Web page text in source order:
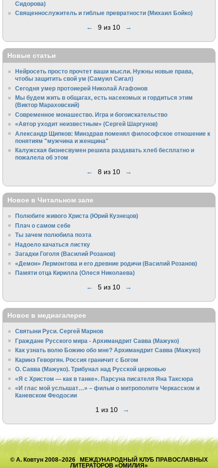
Сидорова)
Священнослужитель и гиблые превратности (Михаил Бойко)
← 9 из 10 →
Новые статьи
Нейросеть просто прочтет ваши мысли. Нужны новые права,
чтобы защитить свой ум (Самуил Сигал)
Сегодня умер протоиерей Николай Агафонов
Мы будем жить в общагах, есть насекомых и гордиться этим
(Виктор Мараховский)
Cовременное монашество. Игра и богоискательство
«Автор уходит неизвестным» (Сергей Шаргунов)
Александр Щипков: Минздрав поменял философское отношение к
понятиям "мужчина и женщина"
Калужская бизнесвумен решила раздавать хлеб бесплатно и
пожалела об этом
← 8 из 10 →
Новое в Читальном зале
Полюбите живого Христа (Юрий Кузнецов)
Плач о самом себе
Ты зачем полюбила поэта
Надоело качаться листку
Загадки Гоголя (Василий Розанов)
«Демон» Лермонтова и его древние родичи (Василий Розанов)
Памяти отца Кирилла (Олеся Николаева)
← 5 из 10 →
Новое в медиагалерее
Святыни Руси. Сергей Марнов
Граждане Русского мира - Архимандрит Савва (Мажуко)
Как узнать волю Божию обо мне? Архимандрит Савва (Мажуко)
Каринэ Геворгян. Россия граничит с Богом
О. Савва (Мажуко). Трибунал над Русской церковью
«Я с Христом — как в танке». Парсуна писателя Яна Таксюра
«И глас мой услышат…» – фильм о митрополите Черкасском и
Каневском Феодосии
1 из 10 →
© А. Ковтун 2008–2026 МЕЖДУНАРОДНЫЙ КЛУБ ПРАВОСЛАВНЫХ
ЛИТЕРАТОРОВ «ОМИЛИЯ»